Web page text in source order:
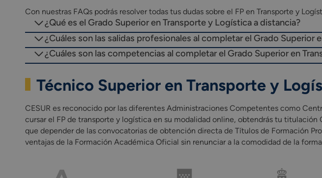
Proyecto intermodular de logística y transporte.
0179. Inglés Profesional (Grado Superior).
1709. Itinerario personal para la empleabilidad I.
1710. Itinerario personal para la empleabilidad II.
1665. Digitalización aplicada a los sectores productivos
Módulo profesional optativo (competencia de cada
Incluye una fase de Formación en empresa u organismo
*Las asignaturas presentes en el plan de estudios pueden variar
Con nuestras FAQs podrás resolver todas tus dudas sobre el FP en Transporte y
¿Qué es el Grado Superior en Transporte y Logística a distancia?
¿Cuáles son las salidas profesionales al completar el Grado Superior
¿Cuáles son las competencias al completar el Grado Superior en
Técnico Superior en Transporte y
CESUR es reconocido por las diferentes Administraciones Competentes como
cursar el FP de transporte y logística en su modalidad online, obtendrás tu
que depender de las convocatorias de obtención directa de Títulos de Formación
ventajas de la Formación Académica Oficial sin renunciar a la comodidad de la